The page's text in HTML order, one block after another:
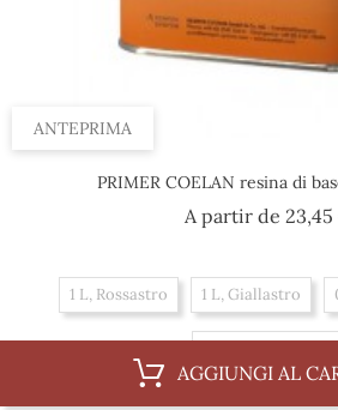
ANTEPRIMA
PRIMER COELAN resina di
A partir de
1 L, Rossastro 1 L, Giallastro
AGGIUNGI AL